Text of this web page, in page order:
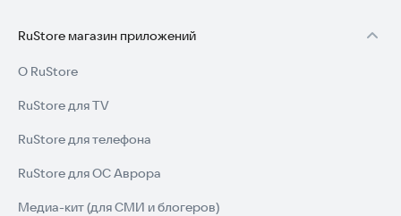
RuStore магазин приложений
О RuStore
RuStore для TV
RuStore для телефона
RuStore для ОС Аврора
Медиа-кит (для СМИ и блогеров)